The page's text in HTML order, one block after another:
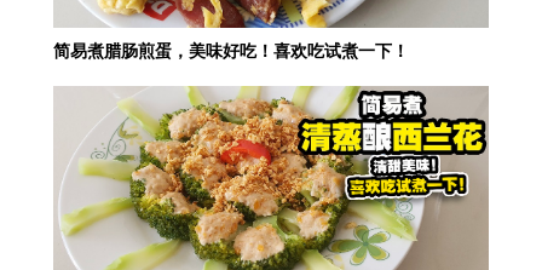
简易煮腊肠煎蛋，美味好吃！喜欢吃试煮一下！